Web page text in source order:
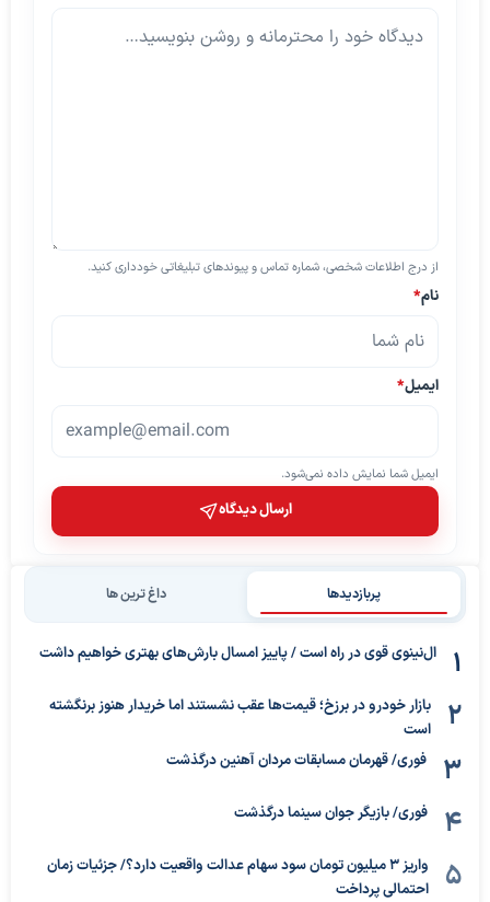
از درج اطلاعات شخصی، شماره تماس و پیوندهای تبلیغاتی خودداری کنید.
نام*
ایمیل*
ایمیل شما نمایش داده نمی‌شود.
ارسال دیدگاه
پربازدیدها داغ ترین ها
ال‌نینوی قوی در راه است / پاییز امسال بارش‌های بهتری خواهیم داشت
بازار خودرو در برزخ؛ قیمت‌ها عقب نشستند اما خریدار هنوز برنگشته
است
فوری/ قهرمان مسابقات مردان آهنین درگذشت
فوری/ بازیگر جوان سینما درگذشت
واریز ۳ میلیون تومان سود سهام عدالت واقعیت دارد؟/ جزئیات زمان
احتمالی پرداخت